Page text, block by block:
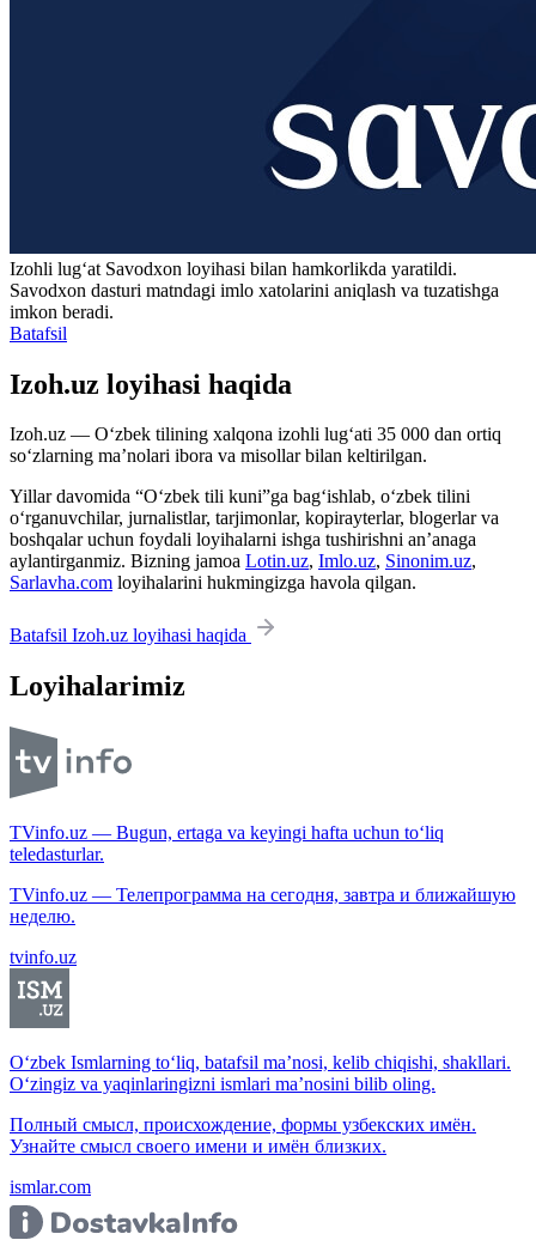
Izohli lugʻat Savodxon loyihasi bilan hamkorlikda yaratildi.
Savodxon dasturi matndagi imlo xatolarini aniqlash va tuzatishga
imkon beradi.
Batafsil
Izoh.uz loyihasi haqida
Izoh.uz — O‘zbek tilining xalqona izohli lug‘ati 35 000 dan ortiq
so‘zlarning ma’nolari ibora va misollar bilan keltirilgan.
Yillar davomida “O‘zbek tili kuni”ga bag‘ishlab, o‘zbek tilini
o‘rganuvchilar, jurnalistlar, tarjimonlar, kopirayterlar, blogerlar va
boshqalar uchun foydali loyihalarni ishga tushirishni an’anaga
aylantirganmiz. Bizning jamoa Lotin.uz, Imlo.uz, Sinonim.uz,
Sarlavha.com loyihalarini hukmingizga havola qilgan.
Batafsil Izoh.uz loyihasi haqida
Loyihalarimiz
TVinfo.uz — Bugun, ertaga va keyingi hafta uchun to‘liq
teledasturlar.
TVinfo.uz — Телепрограмма на сегодня, завтра и ближайшую
неделю.
tvinfo.uz
O‘zbek Ismlarning to‘liq, batafsil ma’nosi, kelib chiqishi, shakllari.
O‘zingiz va yaqinlaringizni ismlari ma’nosini bilib oling.
Полный смысл, происхождение, формы узбекских имён.
Узнайте смысл своего имени и имён близких.
ismlar.com